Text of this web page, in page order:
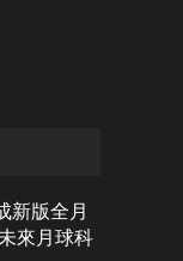
新版全月
來月球科